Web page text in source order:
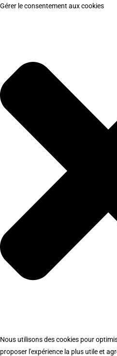
Gérer le consentement aux cookies
Nous utilisons des cookies pour
proposer l'expérience la plus utile et